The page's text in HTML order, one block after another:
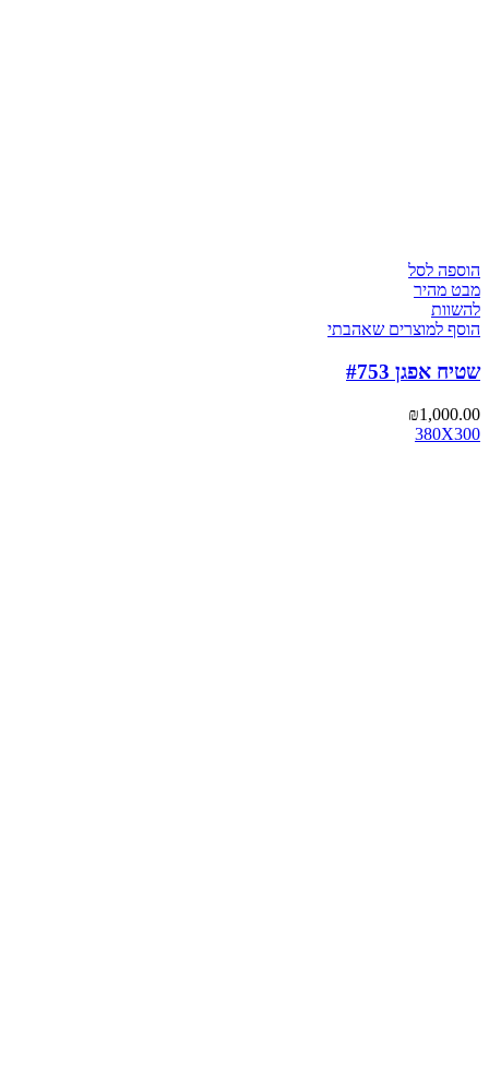
הוספה לסל
מבט מהיר
להשוות
הוסף למוצרים שאהבתי
שטיח אפגן #753
₪1,000.00
380X300